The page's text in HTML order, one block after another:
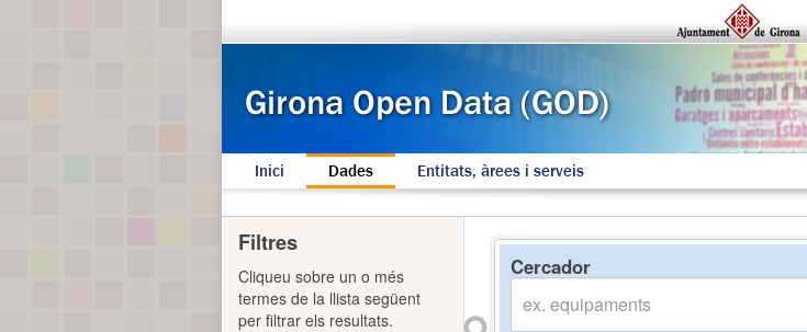
Inici Dades Entitats, àrees i serveis
Cercador
Filtres
Cliqueu sobre un o més
termes de la llista següent
per filtrar els resultats.